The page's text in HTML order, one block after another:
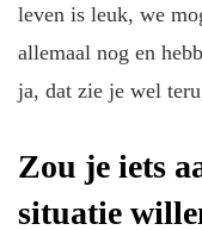
leven is leuk, we
allemaal nog en
ja, dat zie je wel
Zou je iets
situatie